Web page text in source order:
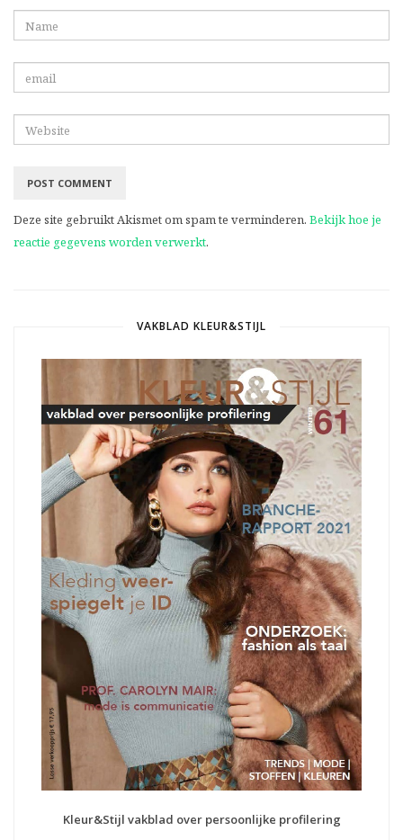
Deze site gebruikt Akismet om spam te verminderen. Bekijk hoe je
reactie gegevens worden verwerkt.
VAKBLAD KLEUR&STIJL
Kleur&Stijl vakblad over persoonlijke profilering